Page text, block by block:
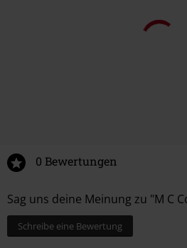
0 Bewertungen
Sag uns deine Meinung zu "M C
Schreibe eine Bewertung